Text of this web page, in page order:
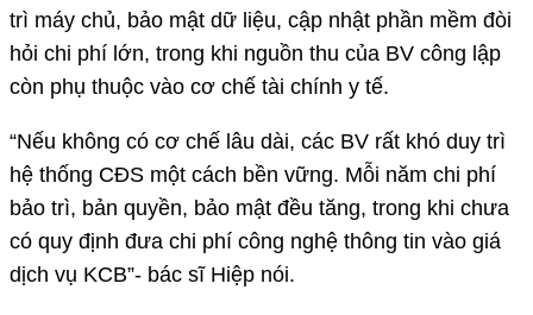
trì máy chủ, bảo mật dữ liệu, cập nhật phần mềm đòi
hỏi chi phí lớn, trong khi nguồn thu của BV công lập
còn phụ thuộc vào cơ chế tài chính y tế.
“Nếu không có cơ chế lâu dài, các BV rất khó duy trì
hệ thống CĐS một cách bền vững. Mỗi năm chi phí
bảo trì, bản quyền, bảo mật đều tăng, trong khi chưa
có quy định đưa chi phí công nghệ thông tin vào giá
dịch vụ KCB”- bác sĩ Hiệp nói.